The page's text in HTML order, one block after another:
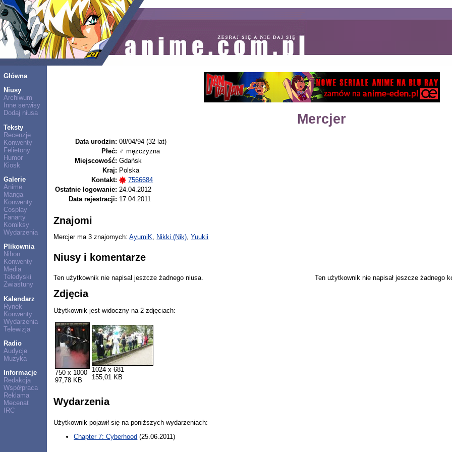
Główna
Niusy
Archiwum
Inne serwisy
Dodaj niusa
Teksty
Recenzje
Konwenty
Felietony
Humor
Kiosk
Galerie
Anime
Manga
Konwenty
Cosplay
Fanarty
Komiksy
Wydarzenia
Plikownia
Nihon
Konwenty
Media
Teledyski
Zwiastuny
Kalendarz
Rynek
Konwenty
Wydarzenia
Telewizja
Radio
Audycje
Muzyka
Informacje
Redakcja
Współpraca
Reklama
Mecenat
IRC
Mercjer
Data urodzin: 08/04/94 (32 lat)
Płeć: ♂ mężczyzna
Miejscowość: Gdańsk
Kraj: Polska
Kontakt:
7566684
Ostatnie logowanie: 24.04.2012
Data rejestracji: 17.04.2011
Znajomi
Mercjer ma 3 znajomych:AyumiK, Nikki (Nik),Yuukii
Niusy i komentarze
Ten użytkownik nie napisał jeszcze żadnego niusa. Ten użytkownik nie napisał jeszcze żadnego
Zdjęcia
Użytkownik jest widoczny na 2 zdjęciach:
750 x 1000
97,78 KB
1024 x 681
155,01 KB
Wydarzenia
Użytkownik pojawił się na poniższych wydarzeniach:
Chapter 7: Cyberhood (25.06.2011)